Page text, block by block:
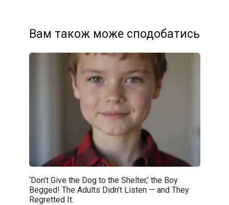
Вам також може сподобатись
‘Don’t Give the Dog to the Shelter,’ the Boy
Begged! The Adults Didn’t Listen — and They
Regretted It.